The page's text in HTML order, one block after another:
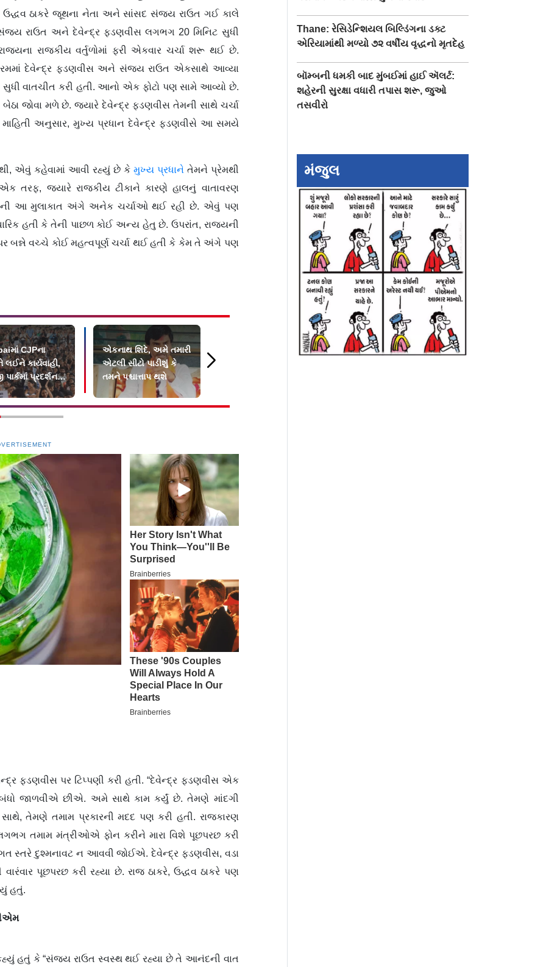
ઠાકરે જૂથના નેતા અને સાંસદ સંજય રાઉત ગઈ કાલે
સંજય રાઉત અને દેવેન્દ્ર ફડણવીસ લગભગ 20 મિનિટ સુધી
રાજકીય વર્તુળોમાં ફરી એકવાર ચર્ચા શરૂ થઈ છે.
દેવેન્દ્ર ફડણવીસ અને સંજય રાઉત એકસાથે આવ્યા
વાતચીત કરી હતી. આનો એક ફોટો પણ સામે આવ્યો છે.
જોવા મળે છે. જ્યારે દેવેન્દ્ર ફડણવીસ તેમની સાથે ચર્ચા
માહિતી અનુસાર, મુખ્ય પ્રધાન દેવેન્દ્ર ફડણવીસે આ સમયે
એવું કહેવામાં આવી રહ્યું છે કે મુખ્ય પ્રધાનેતેમને પ્રેમથી
તરફ, જ્યારે રાજકીય ટીકાને કારણે હાલનું વાતાવરણ
આ મુલાકાત અંગે અનેક ચર્ચાઓ થઈ રહી છે. એવું પણ
હતી કે તેની પાછળ કોઈ અન્ય હેતુ છે. ઉપરાંત, રાજ્યની
બન્ને વચ્ચે કોઈ મહત્વપૂર્ણ ચર્ચા થઈ હતી કે કેમ તે અંગે પણ
CJPના
લઈને કાર્યવાહી,
પાર્કમાં પ્રદર્શન
પર FIR
એકનાથ શિંદે, અમે તમારી
એટલી સીટો પાડીશું કે
તમને પશ્ચાત્તાપ થશે
નરેન્દ્ર મહેતા અને
ફડણવીસ પર ટિપ્પણી કરી હતી. “દેવેન્દ્ર ફડણવીસ એક
જાળવીએ છીએ. અમે સાથે કામ કર્યું છે. તેમણે માંદગી
તેમણે તમામ પ્રકારની મદદ પણ કરી હતી. રાજકારણ
તમામ મંત્રીઓએ ફોન કરીને મારા વિશે પૂછપરછ કરી
સ્તરે દુશ્મનાવટ ન આવવી જોઈએ. દેવેન્દ્ર ફડણવીસ, વડા
પૂછપરછ કરી રહ્યા છે. રાજ ઠાકરે, ઉદ્ધવ ઠાકરે પણ
હતું.
હતું કે “સંજય રાઉત સ્વસ્થ થઈ રહ્યા છે તે આનંદની વાત
Thane: રેસિડેન્શિયલ બિલ્ડિંગના ડક્ટ
એરિયામાંથી મળ્યો ૭૨ વર્ષીય વૃદ્ધનો મૃતદેહ
બૉમ્બની ધમકી બાદ મુંબઈમાં હાઈ ઍલર્ટ:
શહેરની સુરક્ષા વધારી તપાસ શરૂ, જુઓ
તસવીરો
મંજુલ